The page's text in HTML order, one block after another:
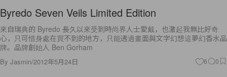
Byredo Seven Veils Limited Edition
來自瑞典的 Byredo 長久以來受到時尚界人士愛戴，也激起我無比好奇
心，只可惜身處在買不到的地方，只能透過畫面與文字幻想這夢幻香水品
牌。品牌創始人 Ben Gorham
By Jasmin/2012年5月24日 6 0